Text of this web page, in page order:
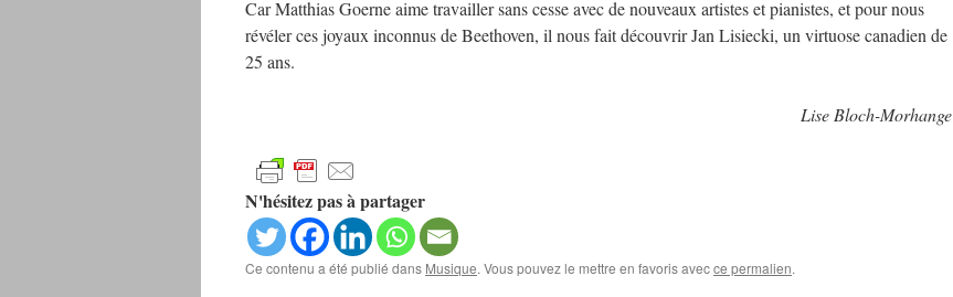
Car Matthias Goerne aime travailler sans cesse avec de nouveaux artistes et pianistes, et pour nous
révéler ces joyaux inconnus de Beethoven, il nous fait découvrir Jan Lisiecki, un virtuose canadien de
25 ans.
Lise Bloch-Morhange
N'hésitez pas à partager
Ce contenu a été publié dans Musique. Vous pouvez le mettre en favoris avecce permalien.